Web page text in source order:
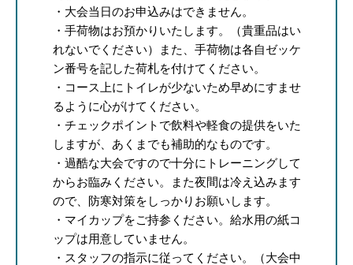
・大会当日のお申込みはできません。
・手荷物はお預かりいたします。（貴重品はい
れないでください）また、手荷物は各自ゼッケ
ン番号を記した荷札を付けてください。
・コース上にトイレが少ないため早めにすませ
るように心がけてください。
・チェックポイントで飲料や軽食の提供をいた
しますが、あくまでも補助的なものです。
・過酷な大会ですので十分にトレーニングして
からお臨みください。また夜間は冷え込みます
ので、防寒対策をしっかりお願いします。
・マイカップをご持参ください。給水用の紙コ
ップは用意していません。
・スタッフの指示に従ってください。（大会中